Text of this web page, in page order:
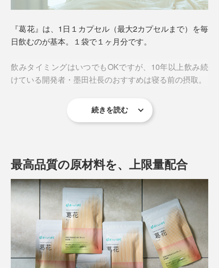
パフォーマンスを最大化、役員が適切な指示出しをして
いるイメージです。
特に、「葛花抽出エキス」と「還元型ウコン抽出物」
は、互いを補完する関係にあるベストパートナー。とも
に推奨上限量の80mg配合しています。
『葛花』は、1日１カプセル（最大2カプセルまで）を毎
日飲むのが基本。１袋で１ヶ月分です。
飲みタイミングはいつでもOKですが、10年以上飲み続
けている開発者・墨田社長のおすすめは寝る前の摂取。
「ちょっと呑みすぎたなと思っても、寝る前にこれをの
続きを読む
最高品質の原材料を、上限量配合